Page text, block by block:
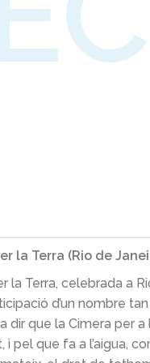
la Terra (Rio de
la Terra, celebrada a
d’un nombre
dir que la Cimera per
i pel que fa a l’aigua,